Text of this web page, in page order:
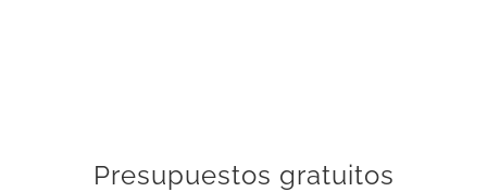
Presupuestos gratuitos